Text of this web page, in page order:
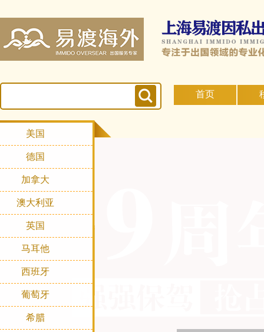
首页
美国
德国
加拿大
澳大利亚
英国
马耳他
西班牙
葡萄牙
希腊